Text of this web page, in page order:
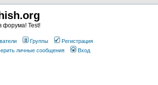
форума! Test!
Группы
Регистрация
личные сообщения Вход